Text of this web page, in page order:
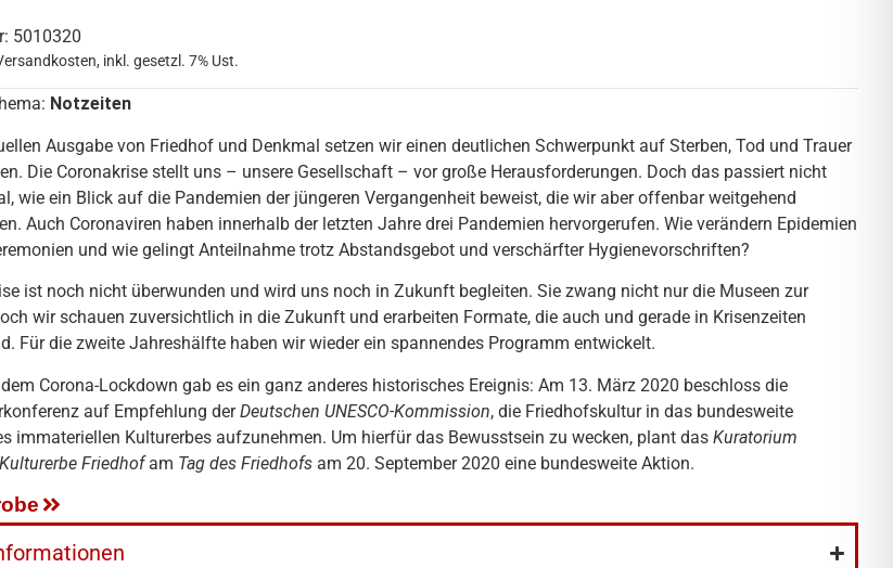
5010320
inkl. gesetzl. 7% Ust.
Notzeiten
Ausgabe von Friedhof und Denkmal setzen wir einen deutlichen Schwerpunkt auf Sterben, Tod und Trauer
Die Coronakrise stellt uns – unsere Gesellschaft – vor große Herausforderungen. Doch das passiert nicht
wie ein Blick auf die Pandemien der jüngeren Vergangenheit beweist, die wir aber offenbar weitgehend
Auch Coronaviren haben innerhalb der letzten Jahre drei Pandemien hervorgerufen. Wie verändern Epidemien
und wie gelingt Anteilnahme trotz Abstandsgebot und verschärfter Hygienevorschriften?
ist noch nicht überwunden und wird uns noch in Zukunft begleiten. Sie zwang nicht nur die Museen zur
wir schauen zuversichtlich in die Zukunft und erarbeiten Formate, die auch und gerade in Krisenzeiten
Für die zweite Jahreshälfte haben wir wieder ein spannendes Programm entwickelt.
Corona-Lockdown gab es ein ganz anderes historisches Ereignis: Am 13. März 2020 beschloss die
auf Empfehlung derDeutschen UNESCO-Kommission, die Friedhofskultur in das bundesweite
immateriellen Kulturerbes aufzunehmen. Um hierfür das Bewusstsein zu wecken, plant das Kuratorium
Friedhofam Tag des Friedhofs am 20. September 2020 eine bundesweite Aktion.